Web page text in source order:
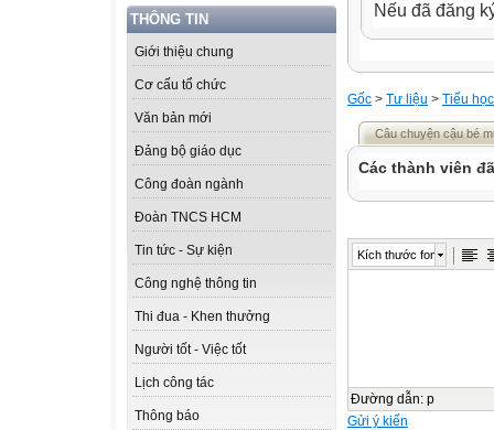
THÔNG TIN
Giới thiệu chung
Cơ cấu tổ chức
Văn bản mới
Đảng bộ giáo dục
Công đoàn ngành
Đoàn TNCS HCM
Tin tức - Sự kiện
Công nghệ thông tin
Thi đua - Khen thưởng
Người tốt - Việc tốt
Lịch công tác
Thông báo
Nếu đã đăng
Gốc > Tư liệu > Tiểu học
Câu chuyện cậu bé
Các thành viên
Kích thước font
Đường dẫn: p
Gửi ý kiến